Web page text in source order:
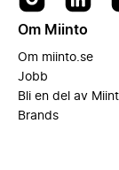
Om Miinto
Om miinto.se
Jobb
Bli en del av
Brands